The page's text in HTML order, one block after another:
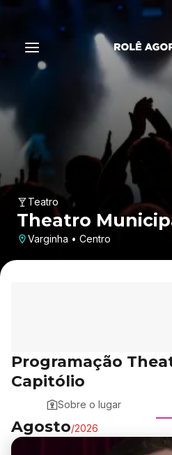
Teatro
Theatro
Capitólio
Varginha • Centro
Programação
Capitólio
Sobre o lugar
Agosto/2026